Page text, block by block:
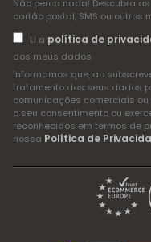
Não perca nada! Descubra
cartão postal, SMS ou outros
Li a política de
dos meus dados
Informamos que, ao
tratamento dos seus dados
comunicações comerciais ou
o seu consentimento ou
reconhecidos em termos de
nossa Política de